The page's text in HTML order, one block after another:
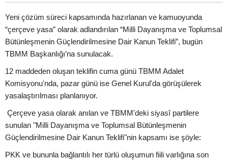
Yeni çözüm süreci kapsamında hazırlanan ve kamuoyunda
“çerçeve yasa” olarak adlandırılan “Milli Dayanışma ve Toplumsal
Bütünleşmenin Güçlendirilmesine Dair Kanun Teklifi”, bugün
TBMM Başkanlığı’na sunulacak.
12 maddeden oluşan teklifin cuma günü TBMM Adalet
Komisyonu'nda, pazar günü ise Genel Kurul'da görüşülerek
yasalaştırılması planlanıyor.
Çerçeve yasa olarak anılan ve TBMM'deki siyasî partilere
sunulan "Milli Dayanışma ve Toplumsal Bütünleşmenin
Güçlendirilmesine Dair Kanun Teklifi"nin kapsamı ise şöyle:
PKK ve bununla bağlantılı her türlü oluşumun fiili varlığına son